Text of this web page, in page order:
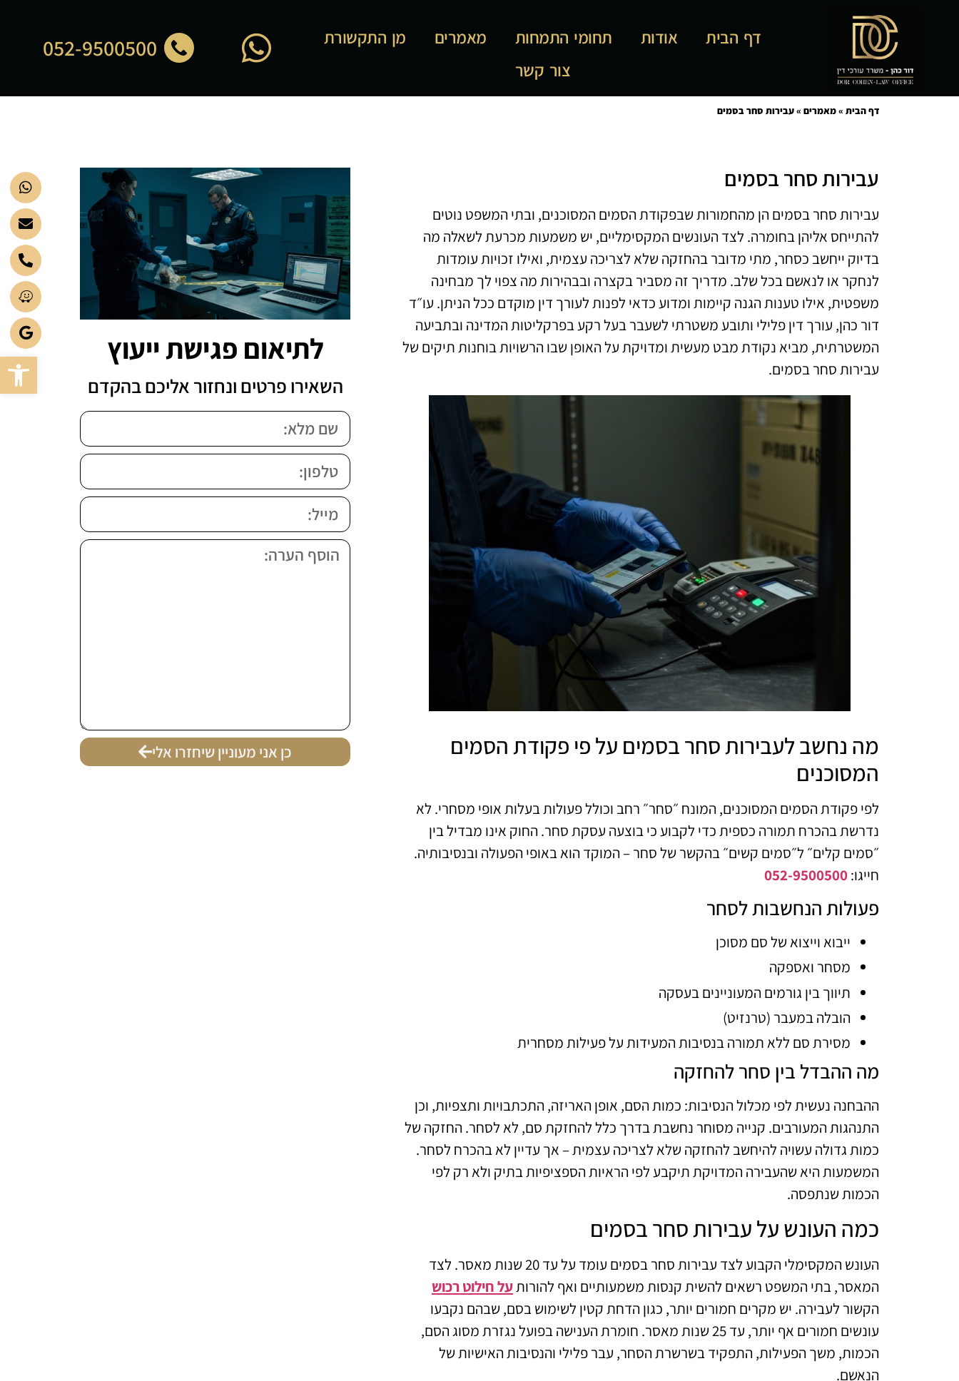
דף הבית אודות תחומי התמחות מאמרים
מן התקשורת
צור קשר
052-9500500
דף הבית »מאמרים »עבירות סחר בסמים
עבירות סחר בסמים
עבירות סחר בסמים הן מהחמורות שבפקודת הסמים המסוכנים, ובתי המשפט נוטים
להתייחס אליהן בחומרה. לצד העונשים המקסימליים, יש משמעות מכרעת לשאלה מה
בדיוק ייחשב כסחר, מתי מדובר בהחזקה שלא לצריכה עצמית, ואילו זכויות עומדות
לנחקר או לנאשם בכל שלב. מדריך זה מסביר בקצרה ובבהירות מה צפוי לך מבחינה
משפטית, אילו טענות הגנה קיימות ומדוע כדאי לפנות לעורך דין מוקדם ככל הניתן. עו״ד
דור כהן, עורך דין פלילי ותובע משטרתי לשעבר בעל רקע בפרקליטות המדינה ובתביעה
המשטרתית, מביא נקודת מבט מעשית ומדויקת על האופן שבו הרשויות בוחנות תיקים של
עבירות סחר בסמים.
מה נחשב לעבירות סחר בסמים על פי פקודת הסמים
המסוכנים
לפי פקודת הסמים המסוכנים, המונח ״סחר״ רחב וכולל פעולות בעלות אופי מסחרי. לא
נדרשת בהכרח תמורה כספית כדי לקבוע כי בוצעה עסקת סחר. החוק אינו מבדיל בין
״סמים קלים״ ל״סמים קשים״ בהקשר של סחר – המוקד הוא באופי הפעולה ובנסיבותיה.
חייגו:052-9500500
פעולות הנחשבות לסחר
ייבוא וייצוא של סם מסוכן
מסחר ואספקה
תיווך בין גורמים המעוניינים בעסקה
הובלה במעבר (טרנזיט)
מסירת סם ללא תמורה בנסיבות המעידות על פעילות מסחרית
מה ההבדל בין סחר להחזקה
ההבחנה נעשית לפי מכלול הנסיבות: כמות הסם, אופן האריזה, התכתבויות ותצפיות, וכן
התנהגות המעורבים. קנייה מסוחר נחשבת בדרך כלל להחזקת סם, לא לסחר. החזקה של
כמות גדולה עשויה להיחשב להחזקה שלא לצריכה עצמית – אך עדיין לא בהכרח לסחר.
המשמעות היא שהעבירה המדויקת תיקבע לפי הראיות הספציפיות בתיק ולא רק לפי
הכמות שנתפסה.
כמה העונש על עבירות סחר בסמים
העונש המקסימלי הקבוע לצד עבירות סחר בסמים עומד על עד 20 שנות מאסר. לצד
המאסר, בתי המשפט רשאים להשית קנסות משמעותיים ואף להורותעל חילוט רכוש
הקשור לעבירה. יש מקרים חמורים יותר, כגון הדחת קטין לשימוש בסם, שבהם נקבעו
עונשים חמורים אף יותר, עד 25 שנות מאסר. חומרת הענישה בפועל נגזרת מסוג הסם,
הכמות, משך הפעילות, התפקיד בשרשרת הסחר, עבר פלילי והנסיבות האישיות של
הנאשם.
לתיאום פגישת ייעוץ
השאירו פרטים ונחזור אליכם בהקדם
כן אני מעוניין שיחזרו אלי
פתח